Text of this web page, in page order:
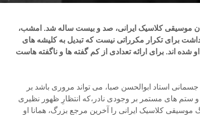
۱۴۰۲، استاد استادان موسیقی کلاسیک ایرانی، صد و بیست ساله شد. امشب،
برای تکرار مکرراتی نیست که تبدیل به کلیشه های
شده اند. برای ارائه تعدادی از کم گفته ها و ناگفته هاست
استاد ابوالحسن صبا، می تواند مروری باشد بر
ستم های مستمر بر وجودی نادر،که انتظارِ ظهور نظیری
موسیقی کلاسیک ایرانی را آخرین مرجع بزرگ، همانا او